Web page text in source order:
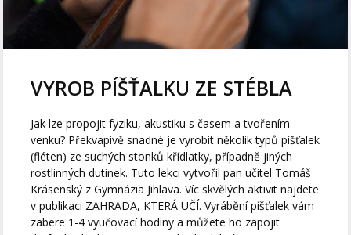
VYROB PÍŠŤALKU ZE STÉBLA
Jak lze propojit fyziku, akustiku s časem a tvořením
venku? Překvapivě snadné je vyrobit několik typů píšťalek
(fléten) ze suchých stonků křídlatky, případně jiných
rostlinných dutinek. Tuto lekci vytvořil pan učitel Tomáš
Krásenský z Gymnázia Jihlava. Víc skvělých aktivit najdete
v publikaci ZAHRADA, KTERÁ UČÍ. Vyrábění píšťalek vám
zabere 1-4 vyučovací hodiny a můžete ho zapojit